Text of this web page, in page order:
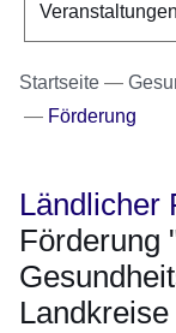
Veranstaltungen
Startseite
Förderung
Ländlicher
Förderung